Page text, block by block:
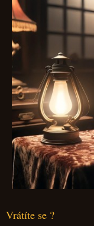
Vrátíte se ?